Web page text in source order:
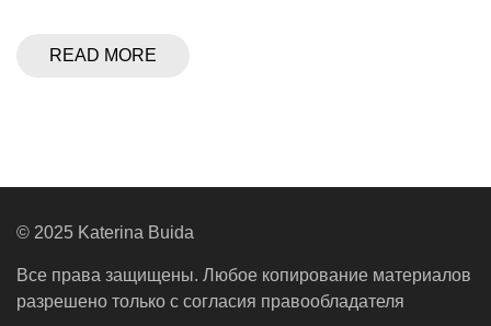
READ MORE
© 2025 Katerina Buida
Все права защищены. Любое копирование материалов
разрешено только с согласия правообладателя